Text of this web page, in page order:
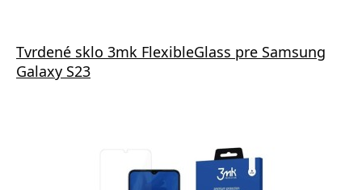
Tvrdené sklo 3mk FlexibleGlass pre Samsung
Galaxy S23